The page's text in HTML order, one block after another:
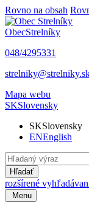
Rovno na obsah
ObecStrelníky
048/4295331
Mapa webu
SKSlovensky
SKSlovensky
ENEnglish
Hľadať
rozšírené
Menu